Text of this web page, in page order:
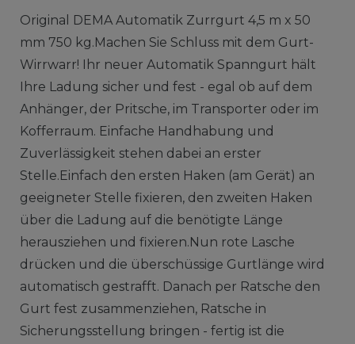
Original DEMA Automatik Zurrgurt 4,5 m x 50
mm 750 kg.Machen Sie Schluss mit dem Gurt-
Wirrwarr! Ihr neuer Automatik Spanngurt hält
Ihre Ladung sicher und fest - egal ob auf dem
Anhänger, der Pritsche, im Transporter oder im
Kofferraum. Einfache Handhabung und
Zuverlässigkeit stehen dabei an erster
Stelle.Einfach den ersten Haken (am Gerät) an
geeigneter Stelle fixieren, den zweiten Haken
über die Ladung auf die benötigte Länge
herausziehen und fixieren.Nun rote Lasche
drücken und die überschüssige Gurtlänge wird
automatisch gestrafft. Danach per Ratsche den
Gurt fest zusammenziehen, Ratsche in
Sicherungsstellung bringen - fertig ist die